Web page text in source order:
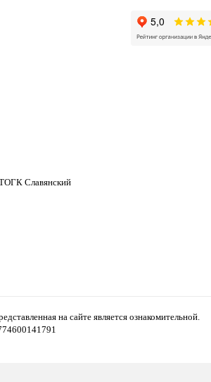
Славянский
на сайте является ознакомительной.